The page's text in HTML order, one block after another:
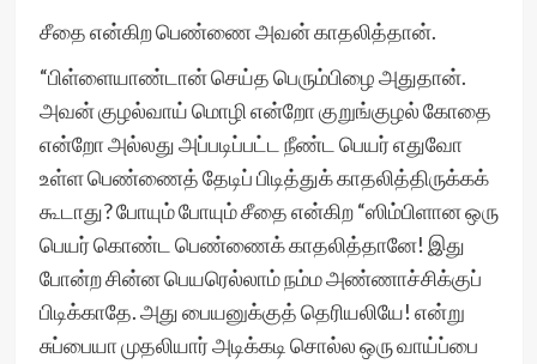
சீதை என்கிற பெண்ணை அவன் காதலித்தான்.
“பிள்ளையாண்டான் செய்த பெரும்பிழை அதுதான்.
அவன் குழல்வாய் மொழி என்றோ குறுங்குழல் கோதை
என்றோ அல்லது அப்படிப்பட்ட நீண்ட பெயர் எதுவோ
உள்ள பெண்ணைத் தேடிப் பிடித்துக் காதலித்திருக்கக்
கூடாது? போயும் போயும் சீதை என்கிற “ஸிம்பிளான ஒரு
பெயர் கொண்ட பெண்ணைக் காதலித்தானே! இது
போன்ற சின்ன பெயரெல்லாம் நம்ம அண்ணாச்சிக்குப்
பிடிக்காதே. அது பையனுக்குத் தெரியலியே! என்று
சுப்பையா முதலியார் அடிக்கடி சொல்ல ஒரு வாய்ப்பை